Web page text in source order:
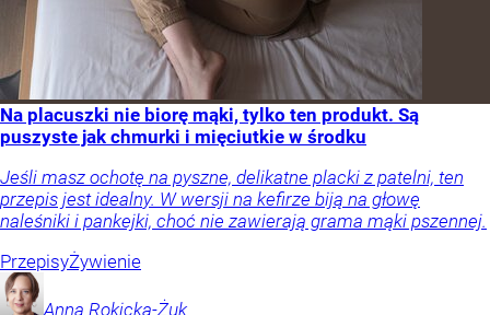
Na placuszki nie biorę mąki, tylko ten produkt. Są
puszyste jak chmurki i mięciutkie w środku
Jeśli masz ochotę na pyszne, delikatne placki z patelni, ten
przepis jest idealny. W wersji na kefirze biją na głowę
naleśniki i pankejki, choć nie zawierają grama mąki pszennej.
PrzepisyŻywienie
Anna Rokicka-Żuk